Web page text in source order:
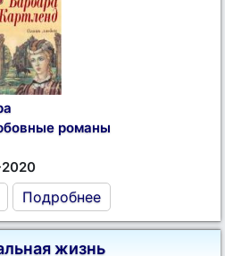
романы
Подробнее
жизнь